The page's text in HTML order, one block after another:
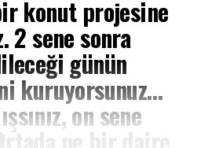
konut projesine
2 sene sonra
günün
kuruyorsunuz…
on sene